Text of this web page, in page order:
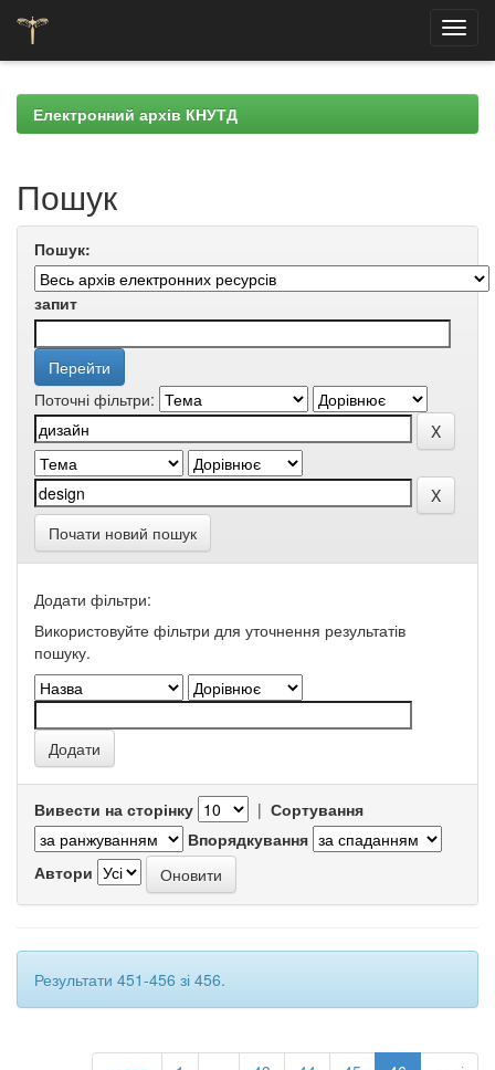
navigationЕлектронний архів КНУТД
Пошук
Пошук:
запит
Поточні фільтри:
Почати новий пошук
Додати фільтри:
Використовуйте фільтри для уточнення результатів
пошуку.
Вивести на сторінку | Сортування
Впорядкування
Автори
Результати 451-456 зі 456.